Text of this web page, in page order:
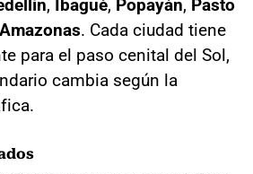
, Ibagué, Popayán, Pasto
Amazonas. Cada ciudad tiene
para el paso cenital del Sol,
cambia según la